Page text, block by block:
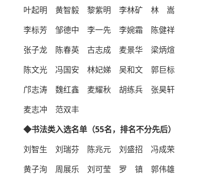
叶起明 黄智毅 黎紫明 李林矿 林 嵩
李标芳 邹德中 李一先 李婉霜 陈健祥
张子龙 陈春英 古志成 麦景华 梁炳煊
陈文光 冯国安 林妃娣 吴和文 郭巨标
邝志涛 魏红鑫 麦耀秋 胡练兵 张昊轩
麦志冲 范双丰
◆书法类入选名单（55名，排名不分先后）
刘智生 刘瑞芬 陈兆元 刘盛招 冯成荣
黄子洵 周展乐 刘可莹 罗 镇 郭伟雄